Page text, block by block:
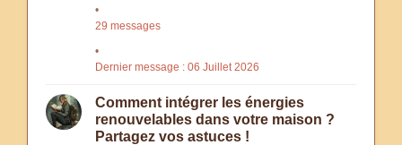
29 messages
Dernier message : 06 Juillet 2026
Comment intégrer les énergies
renouvelables dans votre maison ?
Partagez vos astuces !